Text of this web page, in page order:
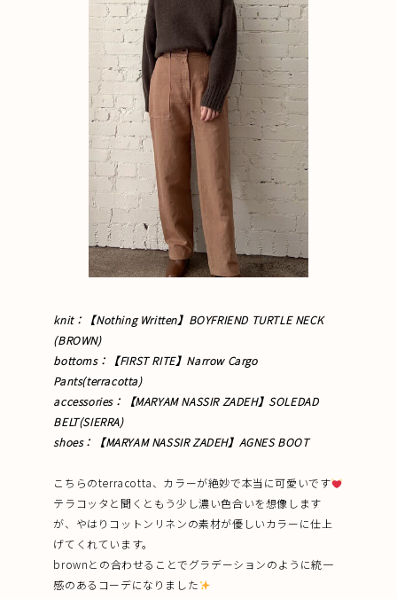
knit：【Nothing Written】BOYFRIEND TURTLE NECK
(BROWN)
bottoms：【FIRST RITE】Narrow Cargo
Pants(terracotta)
accessories：【MARYAM NASSIR ZADEH】SOLEDAD
BELT(SIERRA)
shoes：【MARYAM NASSIR ZADEH】AGNES BOOT
こちらのterracotta、カラーが絶妙で本当に可愛いです
テラコッタと聞くともう少し濃い色合いを想像します
が、やはりコットンリネンの素材が優しいカラーに仕上
げてくれています。
brownとの合わせることでグラデーションのように統一
感のあるコーデになりました